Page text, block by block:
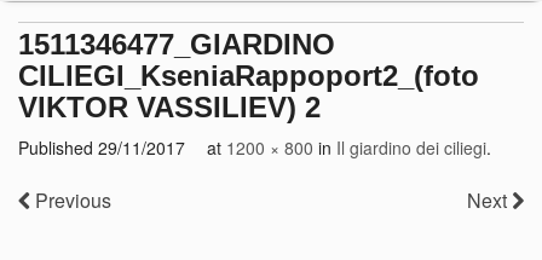
1511346477_GIARDINO
CILIEGI_KseniaRappoport2_(foto
VIKTOR VASSILIEV) 2
Published 29/11/2017 at 1200 × 800 in Il giardino dei ciliegi.
Previous Next